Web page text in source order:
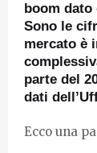
boom dato
Sono le
mercato è
parte del
dati
Ecco una